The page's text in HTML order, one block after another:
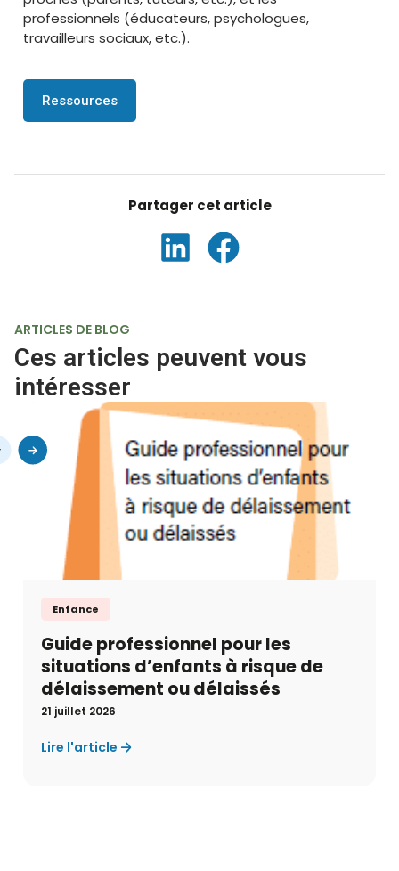
professionnels (éducateurs, psychologues,
travailleurs sociaux, etc.).
Ressources
ARTICLES DE BLOG
Ces articles peuvent vous
intéresser
Enfance
Guide professionnel pour les
situations d’enfants à risque de
délaissement ou délaissés
21 juillet 2026
Lire l'article